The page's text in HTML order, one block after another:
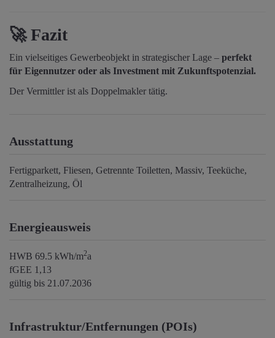
🚀Fazit
Ein vielseitiges Gewerbeobjekt in strategischer Lage – perfekt
für Eigennutzer oder als Investment mit Zukunftspotenzial.
Der Vermittler ist als Doppelmakler tätig.
Ausstattung
Fertigparkett Fliesen Getrennte Toiletten Massiv Teeküche
Zentralheizung Öl
Energieausweis
HWB 69.5 kWh/m2a
fGEE 1,13
gültig bis 21.07.2036
Infrastruktur/Entfernungen (POIs)